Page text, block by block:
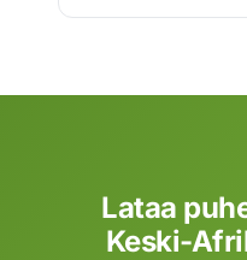
Lataa
Keski-